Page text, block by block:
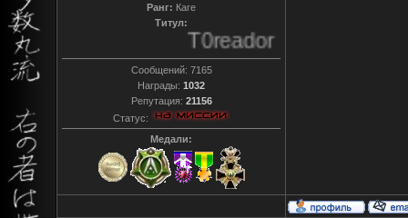
Ранг: Каге
Титул:
T0reador xD
Сообщений: 7165
Награды: 1032
Репутация: 21156
Статус:
Медали: